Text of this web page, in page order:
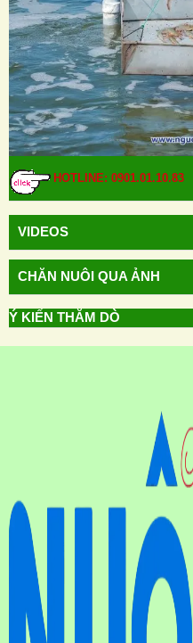
HOTLINE: 0901.01.10.83
VIDEOS
CHĂN NUÔI QUA ẢNH
Ý KIẾN THĂM DÒ